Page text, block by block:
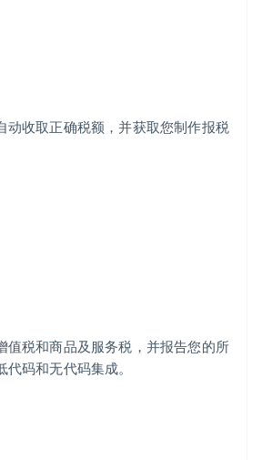
动收取正确税额，并获取您制作报税
值税和商品及服务税，并报告您的所
码和无代码集成。